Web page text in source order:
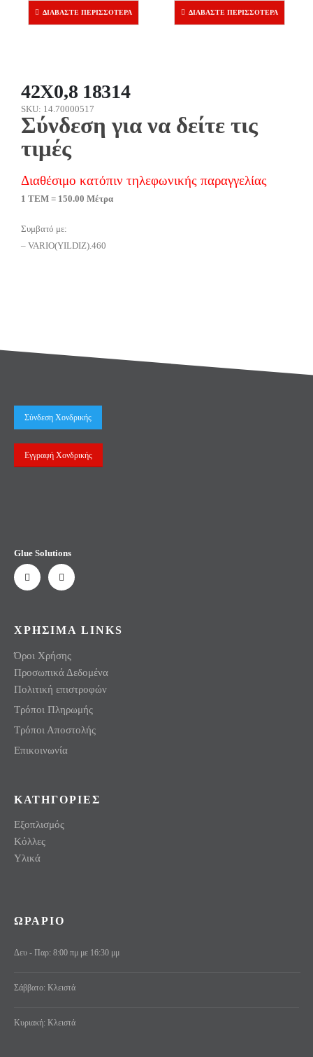
ΔΙΑΒΆΣΤΕ ΠΕΡΙΣΣΌΤΕΡΑ ΔΙΑΒΆΣΤΕ ΠΕΡΙΣΣΌΤΕΡΑ
42X0,8 18314
SKU: 14.70000517
Σύνδεση για να δείτε τις
τιμές
Διαθέσιμο κατόπιν τηλεφωνικής παραγγελίας
1 ΤΕΜ = 150.00 Μέτρα
Συμβατό με:
– VARIO(YILDIZ).460
Σύνδεση Χονδρικής
Εγγραφή Χονδρικής
Glue Solutions
ΧΡΗΣΙΜΑ LINKS
Όροι Χρήσης
Προσωπικά Δεδομένα
Πολιτική επιστροφών
Τρόποι Πληρωμής
Τρόποι Αποστολής
Επικοινωνία
ΚΑΤΗΓΟΡΙΕΣ
Εξοπλισμός
Κόλλες
Υλικά
ΩΡΑΡΙΟ
Δευ - Παρ: 8:00 πμ με 16:30 μμ
Σάββατο: Κλειστά
Κυριακή: Κλειστά